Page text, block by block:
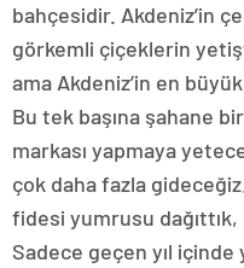
bahçesidir. Akdeniz’in
görkemli çiçeklerin
ama Akdeniz’in en
Bu tek başına şahane
markası yapmaya
çok daha fazla
fidesi yumrusu dağıttık,
Sadece geçen yıl içinde